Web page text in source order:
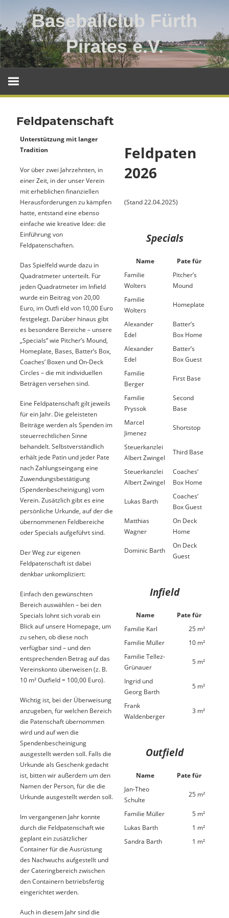
Inhalt
springen
Baseballclub Fürth
Pirates e.V.
Baseballclub
Fürth
Pirates
e.V.
Feldpatenschaft
Unterstützung mit langer
Tradition
Vor über zwei Jahrzehnten, in
einer Zeit, in der unser Verein
mit erheblichen finanziellen
Herausforderungen zu kämpfen
hatte, entstand eine ebenso
einfache wie kreative Idee: die
Einführung von
Feldpatenschaften.
Das Spielfeld wurde dazu in
Quadratmeter unterteilt. Für
jeden Quadratmeter im Infield
wurde ein Beitrag von 20,00
Euro, im Outfi eld von 10,00 Euro
festgelegt. Darüber hinaus gibt
es besondere Bereiche – unsere
„Specials“ wie Pitcher’s Mound,
Homeplate, Bases, Batter’s Box,
Coaches’ Boxen und On-Deck
Circles – die mit individuellen
Beträgen versehen sind.
Eine Feldpatenschaft gilt jeweils
für ein Jahr. Die geleisteten
Beiträge werden als Spenden im
steuerrechtlichen Sinne
behandelt. Selbstverständlich
erhält jede Patin und jeder Pate
nach Zahlungseingang eine
Zuwendungsbestätigung
(Spendenbescheinigung) vom
Verein. Zusätzlich gibt es eine
persönliche Urkunde, auf der die
übernommenen Feldbereiche
oder Specials aufgeführt sind.
Der Weg zur eigenen
Feldpatenschaft ist dabei
denkbar unkompliziert:
Einfach den gewünschten
Bereich auswählen – bei den
Specials lohnt sich vorab ein
Blick auf unsere Homepage, um
zu sehen, ob diese noch
verfügbar sind – und den
entsprechenden Betrag auf das
Vereinskonto überweisen (z. B.
10 m² Outfield = 100,00 Euro).
Wichtig ist, bei der Überweisung
anzugeben, für welchen Bereich
die Patenschaft übernommen
wird und auf wen die
Spendenbescheinigung
ausgestellt werden soll. Falls die
Urkunde als Geschenk gedacht
ist, bitten wir außerdem um den
Namen der Person, für die die
Urkunde ausgestellt werden soll.
Im vergangenen Jahr konnte
durch die Feldpatenschaft wie
geplant ein zusätzlicher
Container für die Ausrüstung
des Nachwuchs aufgestellt und
der Cateringbereich zwischen
den Containern betriebsfertig
eingerichtet werden.
Auch in diesem Jahr sind die
Feldpaten
2026
(Stand 22.04.2025)
Specials
Name
Pate für
Familie
Wolters
Pitcher’s
Mound
Familie
Wolters
Homeplate
Alexander
Edel
Batter’s
Box Home
Alexander
Edel
Batter’s
Box Guest
Familie
Berger
First Base
Familie
Pryssok
Second
Base
Marcel
Jimenez
Shortstop
Steuerkanzlei
Albert Zwingel
Third Base
Steuerkanzlei
Albert Zwingel
Coaches‘
Box Home
Lukas Barth
Coaches‘
Box Guest
Matthias
Wagner
On Deck
Home
Dominic Barth
On Deck
Guest
Infield
Name
Pate für
Familie Karl
25 m²
Familie Müller
10 m²
Familie Tellez-
Grünauer
5 m²
Ingrid und
Georg Barth
5 m²
Frank
Waldenberger
3 m²
Outfield
Name
Pate für
Jan-Theo
Schulte
25 m²
Familie Müller
5 m²
Lukas Barth
1 m²
Sandra Barth
1 m²